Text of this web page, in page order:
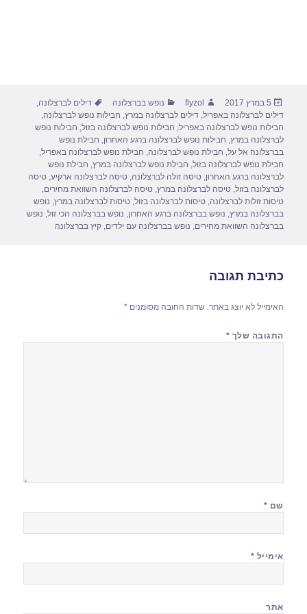
פורסם
בתאריך
5 במרץ 2017 מחבר
flyzol קטגוריות
נופש בברצלונה תגיות
דילים לברצלונה,
דילים לברצלונה באפריל,דילים לברצלונה במרץ, חבילות נופש לברצלונה,
חבילות נופש לברצלונה באפריל, חבילות נופש לברצלונה בזול, חבילות נופש
לברצלונה במרץ, חבילות נופש לברצלונה ברגע האחרון, חבילת נופש
בברצלונה אל על, חבילת נופש לברצלונה, חבילת נופש לברצלונה באפריל,
חבילת נופש לברצלונה בזול, חבילת נופש לברצלונה במרץ, חבילת נופש
לברצלונה ברגע האחרון,טיסה זולה לברצלונה,טיסה לברצלונה ארקיע,טיסה
לברצלונה בזול,טיסה לברצלונה במרץ,טיסה לברצלונה השוואת מחירים,
טיסות זולות לברצלונה,טיסות לברצלונה בזול,טיסות לברצלונה במרץ, נופש
בברצלונה במרץ, נופש בברצלונה ברגע האחרון, נופש בברצלונה הכי זול, נופש
בברצלונה השוואת מחירים, נופש בברצלונה עם ילדים,קיץ בברצלונה
כתיבת תגובה
האימייל לא יוצג באתר. שדות החובה מסומנים*
התגובה שלך *
שם *
אימייל *
אתר